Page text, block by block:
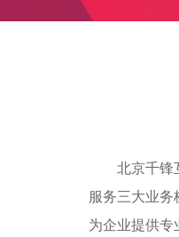
北京千锋
服务三大业
为企业提供专